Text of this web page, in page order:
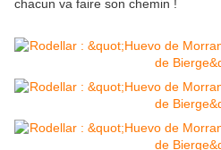
chacun va faire son chemin !